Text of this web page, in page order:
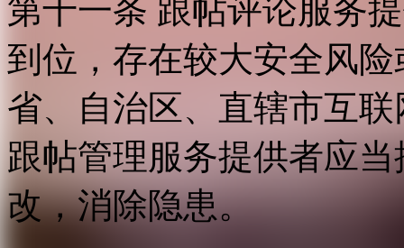
第十一条 跟帖评论服务
到位，存在较大安全风
省、自治区、直辖市互
跟帖管理服务提供者应
改，消除隐患。